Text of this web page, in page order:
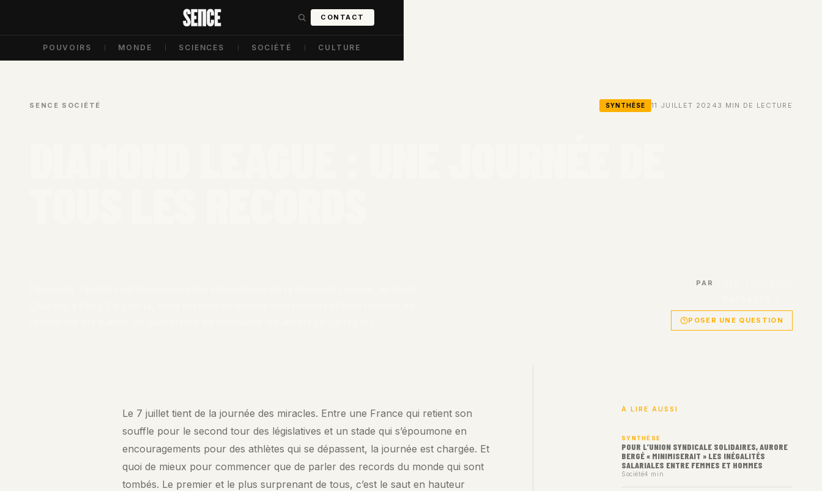
CONTACT
POUVOIRS MONDE SCIENCES SOCIÉTÉ CULTURE
SENCE SOCIÉTÉ SYNTHÈSE 11 JUILLET 2024 3 MIN DE LECTURE
PAR
POSER UNE QUESTION
Interrogez les analyses SENCE. La recherche explore le contenu
de cet article et de nos archives pour trouver les passages les
plus pertinents.
Le 7 juillet tient de la journée des miracles. Entre une France qui retient son
souffle pour le second tour des législatives et un stade qui s’époumone en
encouragements pour des athlètes qui se dépassent, la journée est chargée. Et
quoi de mieux pour commencer que de parler des records du monde qui sont
tombés. Le premier et le plus surprenant de tous, c’est le saut en hauteur
À LIRE AUSSI
SYNTHÈSE
POUR L’UNION SYNDICALE SOLIDAIRES, AURORE
BERGÉ « MINIMISERAIT » LES INÉGALITÉS
SALARIALES ENTRE FEMMES ET HOMMES
Société4 min